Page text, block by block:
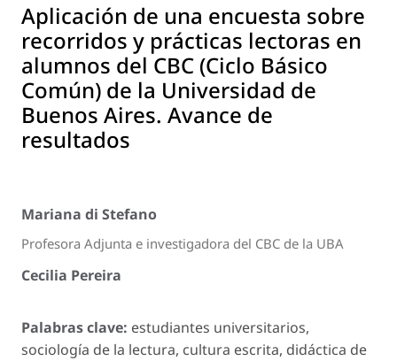
Aplicación de una encuesta sobre
recorridos y prácticas lectoras en
alumnos del CBC (Ciclo Básico
Común) de la Universidad de
Buenos Aires. Avance de
resultados
Mariana di Stefano
Profesora Adjunta e investigadora del CBC de la UBA
Cecilia Pereira
Palabras clave: estudiantes universitarios,
sociología de la lectura, cultura escrita, didáctica de